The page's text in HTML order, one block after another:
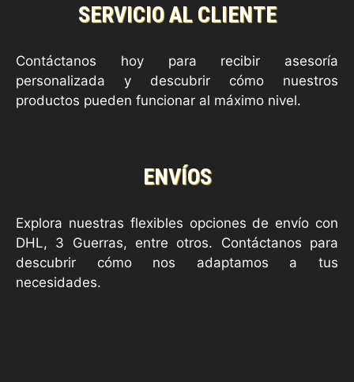
SERVICIO AL CLIENTE
Contáctanos hoy para recibir asesoría
personalizada y descubrir cómo nuestros
productos pueden funcionar al máximo nivel.
ENVÍOS
Explora nuestras flexibles opciones de envío con
DHL, 3 Guerras, entre otros. Contáctanos para
descubrir cómo nos adaptamos a tus
necesidades.